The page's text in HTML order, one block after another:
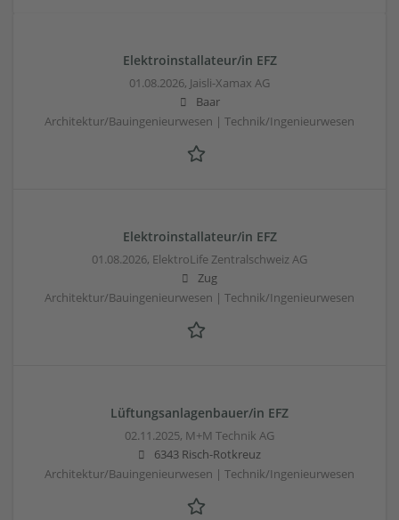
Elektroinstallateur/in EFZ
01.08.2026, Jaisli-Xamax AG
Baar
Architektur/Bauingenieurwesen | Technik/Ingenieurwesen
Elektroinstallateur/in EFZ
01.08.2026, ElektroLife Zentralschweiz AG
Zug
Architektur/Bauingenieurwesen | Technik/Ingenieurwesen
Lüftungsanlagenbauer/in EFZ
02.11.2025, M+M Technik AG
6343 Risch-Rotkreuz
Architektur/Bauingenieurwesen | Technik/Ingenieurwesen